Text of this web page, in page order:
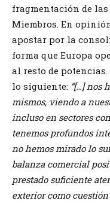
fragmentación de las
Miembros. En
apostar por la
forma que Europa
al resto de
lo siguiente: “[…] nos
mismos, viendo a
incluso en sectores
tenemos profundos
no hemos mirado lo
balanza comercial
prestado suficiente
exterior como